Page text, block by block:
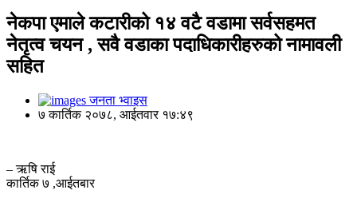
नेकपा एमाले कटारीको १४ वटै वडामा सर्वसहमत
नेतृत्व चयन , सवै वडाका पदाधिकारीहरुको नामावली
सहित
जनता भ्वाइस
७ कार्तिक २०७८, आईतवार १७:४९
– ऋषि राई
कार्तिक ७ ,आईतबार